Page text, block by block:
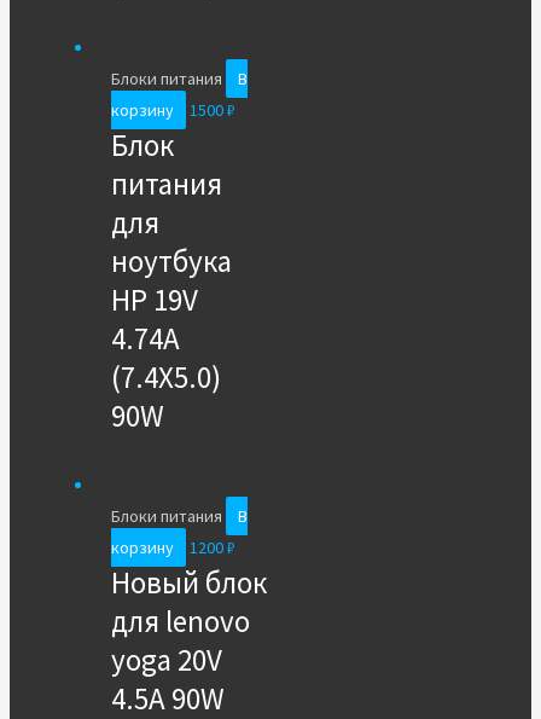
Блоки питания
В
корзину
1500₽
Блок
питания
для
ноутбука
HP 19V
4.74A
(7.4X5.0)
90W
Блоки питания
В
корзину
1200₽
Новый блок
для lenovo
yoga 20V
4.5A 90W